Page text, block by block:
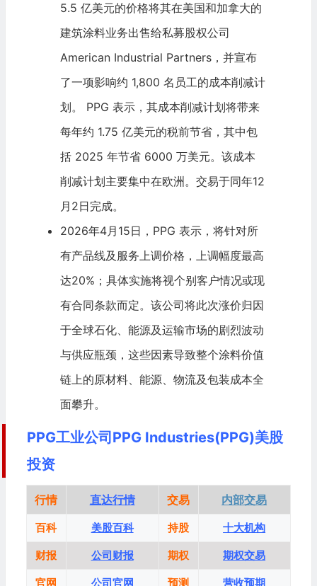
5.5 亿美元的价格将其在美国和加拿大的
建筑涂料业务出售给私募股权公司
American Industrial Partners，并宣布
了一项影响约 1,800 名员工的成本削减计
划。 PPG 表示，其成本削减计划将带来
每年约 1.75 亿美元的税前节省，其中包
括 2025 年节省 6000 万美元。该成本
削减计划主要集中在欧洲。交易于同年12
月2日完成。
2026年4月15日，PPG 表示，将针对所
有产品线及服务上调价格，上调幅度最高
达20%；具体实施将视个别客户情况或现
有合同条款而定。该公司将此次涨价归因
于全球石化、能源及运输市场的剧烈波动
与供应瓶颈，这些因素导致整个涂料价值
链上的原材料、能源、 物流及包装成本全
面攀升。
PPG工业公司PPG Industries(PPG)美股
投资
行情 直达行情 交易 内部交易
百科 美股百科 持股 十大机构
财报 公司财报 期权 期权交易
官网 公司官网 预测 营收预期